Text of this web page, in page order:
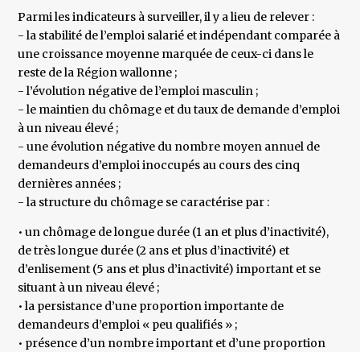
Parmi les indicateurs à surveiller, il y a lieu de relever :
- la stabilité de l’emploi salarié et indépendant comparée à
une croissance moyenne marquée de ceux-ci dans le
reste de la Région wallonne ;
- l’évolution négative de l’emploi masculin ;
- le maintien du chômage et du taux de demande d’emploi
à un niveau élevé ;
- une évolution négative du nombre moyen annuel de
demandeurs d’emploi inoccupés au cours des cinq
dernières années ;
- la structure du chômage se caractérise par :
• un chômage de longue durée (1 an et plus d’inactivité),
de très longue durée (2 ans et plus d’inactivité) et
d’enlisement (5 ans et plus d’inactivité) important et se
situant à un niveau élevé ;
• la persistance d’une proportion importante de
demandeurs d’emploi « peu qualifiés » ;
• présence d’un nombre important et d’une proportion